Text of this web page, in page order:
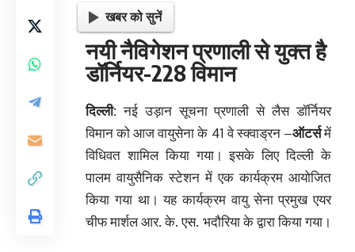
खबर को सुनें
नयी नैविगेशन प्रणाली से युक्‍त है
डॉर्नियर-228 विमान
दिल्ली: नई उड़ान सूचना प्रणाली से लैस डॉर्नियर
विमान को आज वायुसेना के 41 वे स्‍क्‍वाड्रन –ऑटर्समें
विधिवत शामिल किया गया। इसके लिए दिल्‍ली के
पालम वायुसैनिक स्‍टेशन में एक कार्यक्रम आयोजित
किया गया था। यह कार्यक्रम वायु सेना प्रमुख एयर
चीफ मार्शल आर. के. एस. भदौरिया के द्वारा किया गया।